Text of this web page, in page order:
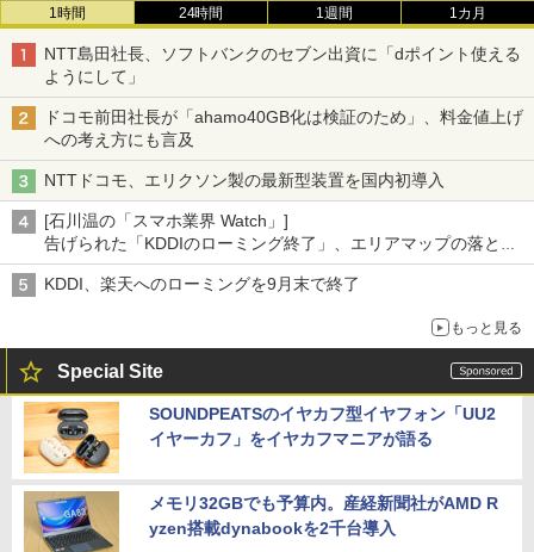
1時間 24時間 1週間 1カ月
NTT島田社長、ソフトバンクのセブン出資に「dポイント使える
ようにして」
ドコモ前田社長が「ahamo40GB化は検証のため」、料金値上げ
への考え方にも言及
NTTドコモ、エリクソン製の最新型装置を国内初導入
[石川温の「スマホ業界 Watch」]
告げられた「KDDIのローミング終了」、エリアマップの落とし
穴と楽天モバイルの課題
KDDI、楽天へのローミングを9月末で終了
もっと見る
Special Site
SOUNDPEATSのイヤカフ型イヤフォン「UU2
イヤーカフ」をイヤカフマニアが語る
メモリ32GBでも予算内。産経新聞社がAMD R
yzen搭載dynabookを2千台導入